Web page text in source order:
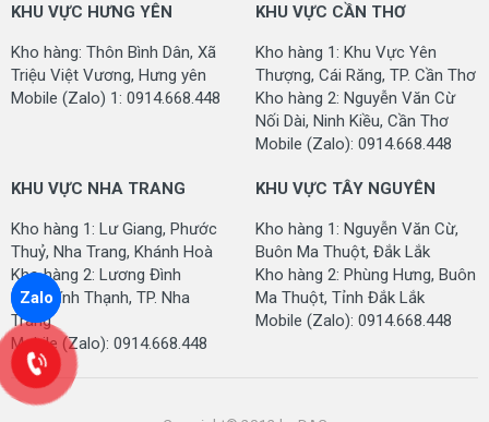
Mật độ sợi (Gauge):
1/12 Inch
Đế thảm (Backing):
Plastic
Độ bền màu (Color
AATCC/16
Trung Quốc
KHU VỰC HƯNG YÊN
Kho hàng: Thôn Bình Dân, Xã
Triệu Việt Vương, Hưng yên
Mobile (Zalo) 1: 0914.668.448
KHU VỰC CẦN THƠ
Kho hàng 1: Khu Vực Yên
Thượng, Cái Răng, TP. Cần Thơ
Kho hàng 2: Nguyễn Văn Cừ
Nối Dài, Ninh Kiều, Cần Thơ
Mobile (Zalo): 0914.668.448
KHU VỰC NHA TRANG
Kho hàng 1: Lư Giang, Phước
Thuỷ, Nha Trang, Khánh Hoà
Kho hàng 2: Lương Đình
Của, Vĩnh Thạnh, TP. Nha
Trang
Mobile (Zalo): 0914.668.448
KHU VỰC TÂY NGUYÊN
Kho hàng 1: Nguyễn Văn Cừ,
Buôn Ma Thuột, Đắk Lắk
Kho hàng 2: Phùng Hưng, Buôn
Ma Thuột, Tỉnh Đắk Lắk
Mobile (Zalo): 0914.668.448
Zalo